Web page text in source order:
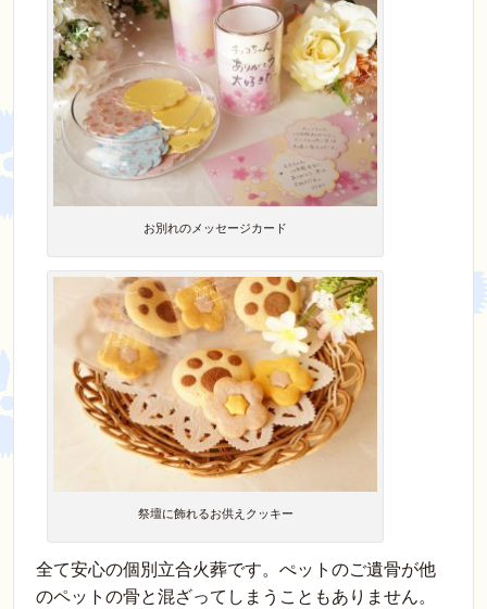
お別れのメッセージカード
祭壇に飾れるお供えクッキー
全て安心の個別立合火葬です。ぺットのご遺骨が他
のペットの骨と混ざってしまうこともありません。